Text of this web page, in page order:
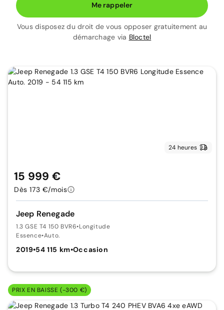
Me rappeler
Vous disposez du droit de vous opposer gratuitement au
démarchage via Bloctel
24 heures
Jeep Renegade
1.3 GSE T4 150 BVR6•Longitude
Essence•Auto.
2019•54 115 km•Occasion
15 999 €
Dès 173 €/mois
PRIX EN BAISSE (-300 €)